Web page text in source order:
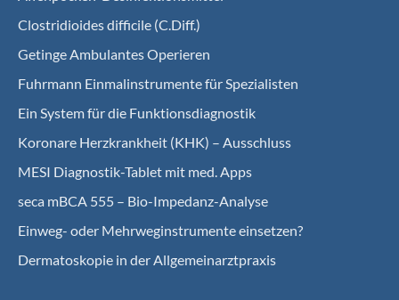
Clostridioides difficile (C.Diff.)
Getinge Ambulantes Operieren
Fuhrmann Einmalinstrumente für Spezialisten
Ein System für die Funktionsdiagnostik
Koro­nare Herz­krank­heit (KHK) – Ausschluss
MESI Diagnostik-Tablet mit med. Apps
seca mBCA 555 – Bio-Impedanz-Analyse
Einweg- oder Mehrweginstrumente einsetzen?
Dermatoskopie in der Allgemeinarztpraxis